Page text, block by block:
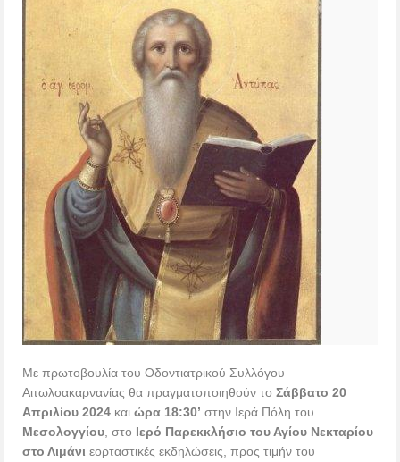
Με πρωτοβουλία του Οδοντιατρικού Συλλόγου
Αιτωλοακαρνανίας θα πραγματοποιηθούν τοΣάββατο 20
Απριλίου 2024 καιώρα 18:30’ στην Ιερά Πόλη του
Μεσολογγίου , στο Ιερό Παρεκκλήσιο του Αγίου Νεκταρίου
στο Λιμάνι εορταστικές εκδηλώσεις, προς τιμήν του